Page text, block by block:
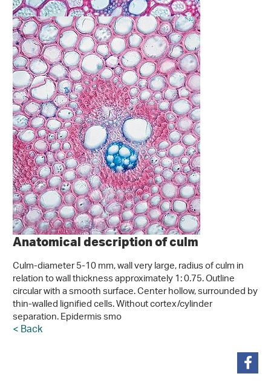
Anatomical description of culm
Culm-diameter 5-10 mm, wall very large, radius of culm in
relation to wall thickness approximately 1: 0.75. Outline
circular with a smooth surface. Center hollow, surrounded by
thin-walled lignified cells. Without cortex/cylinder
separation. Epidermis smo
< Back